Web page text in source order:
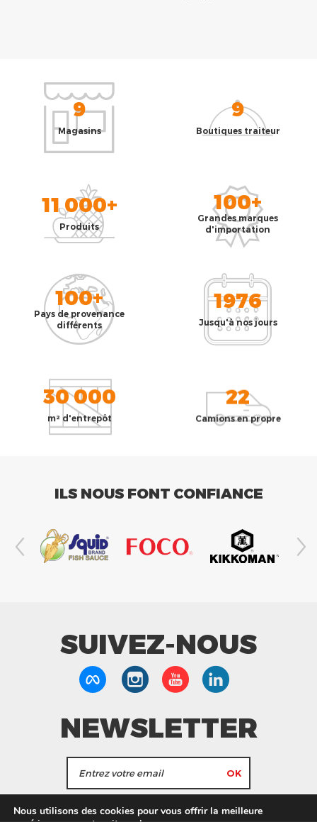
9
Magasins
9
Boutiques traiteur
11 000+
Produits
100+
Grandes marques
d'importation
100+
Pays de provenance
différents
1976
Jusqu'à nos jours
30 000
m² d'entrepôt
22
Camions en propre
ILS NOUS FONT CONFIANCE
SUIVEZ-NOUS
NEWSLETTER
J'accepte de recevoir les actualités et les
Nous utilisons des cookies pour vous offrir la meilleure